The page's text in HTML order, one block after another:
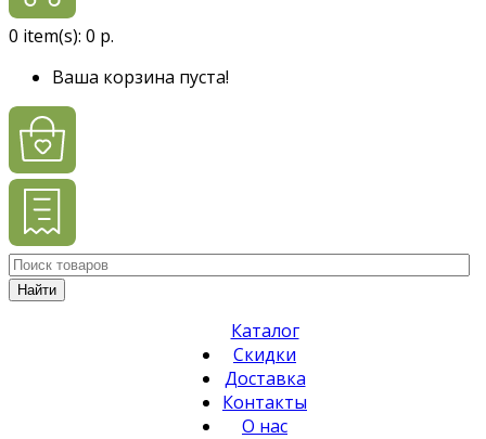
0 item(s): 0 р.
Ваша корзина пуста!
Найти
Каталог
Скидки
Доставка
Контакты
О нас